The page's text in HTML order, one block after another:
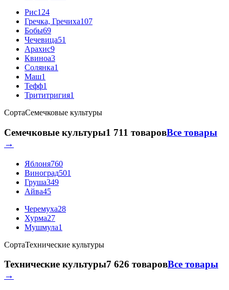
Рис124
Гречка, Гречиха107
Бобы69
Чечевица51
Арахис9
Квиноа3
Солянка1
Маш1
Тефф1
Трититригия1
СортаСемечковые культуры
Семечковые культуры1 711 товаровВсе товары
→
Яблоня760
Виноград501
Груша349
Айва45
Черемуха28
Хурма27
Мушмула1
СортаТехнические культуры
Технические культуры7 626 товаровВсе товары
→